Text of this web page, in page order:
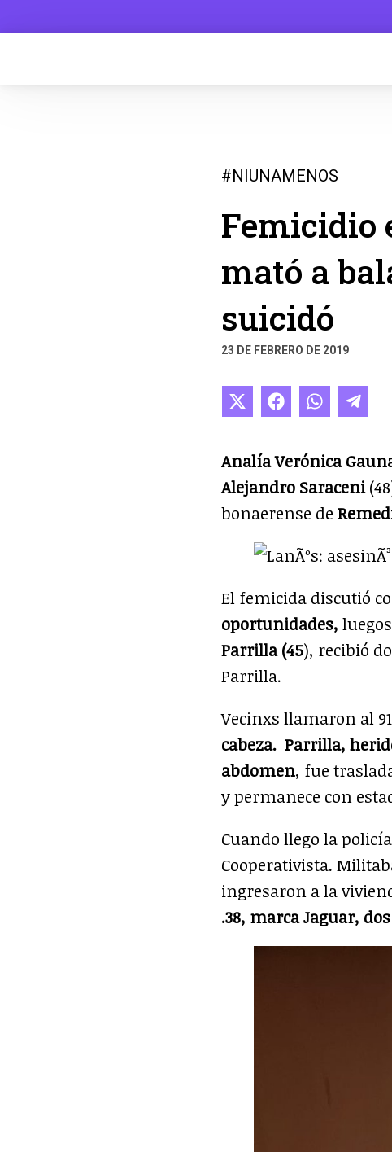
#NIUNAMENOS
Femicidio
mató a
suicidó
23 DE FEBRERO DE 2019
Compartir
en
(Twitter)
Compartir
en
Compartir
en en
Analía Verónica
Alejandro Saraceni
bonaerense de
El femicida discutió
oportunidades,
Parrilla (45), recibió
Parrilla.
Vecinxs llamaron al
cabeza. Parrilla,
abdomen, fue
y permanece con
Cuando llego la
Cooperativista.
ingresaron a la
.38, marca Jaguar,